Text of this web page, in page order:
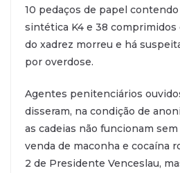
10 pedaços de papel contendo
sintética K4 e 38 comprimidos
do xadrez morreu e há
por overdose.
Agentes penitenciários
disseram, na condição de
as cadeias não funcionam
venda de maconha e cocaína
2 de Presidente Venceslau,